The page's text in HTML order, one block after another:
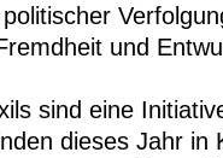
und
sind eine
dieses Jahr in